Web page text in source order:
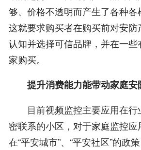
够、价格不透明而产生了各种各
这就要求购买者在购买前对安
认知并选择可信品牌，并在一
家购买。
提升消费能力能带动家庭
目前视频监控主要应用在行
密联系的小区，对于家庭监控应
在“平安城市”、“平安社区”的政